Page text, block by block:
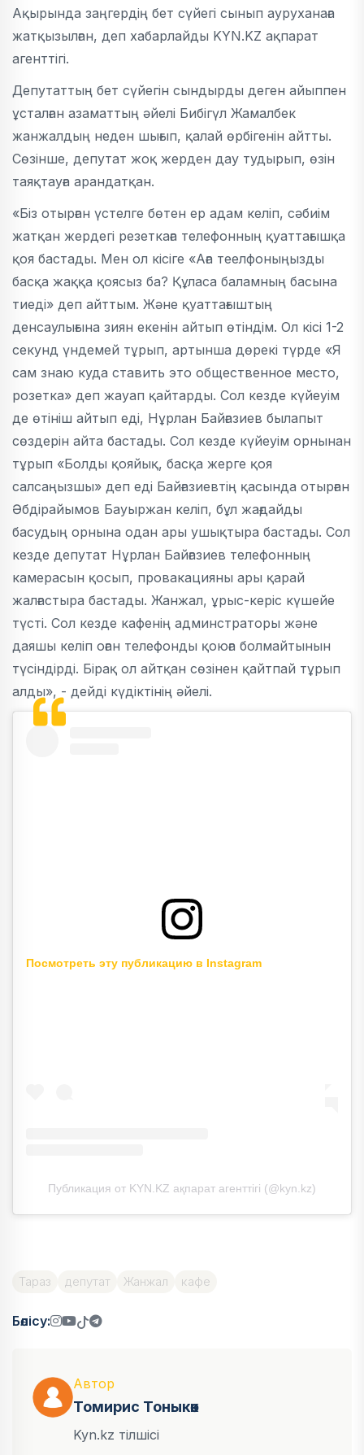
Ақырында заңгердің бет сүйегі сынып ауруханаға
жатқызылған, деп хабарлайды KYN.KZ ақпарат
агенттігі.
Депутаттың бет сүйегін сындырды деген айыппен
ұсталған азаматтың әйелі Бибігүл Жамалбек
жанжалдың неден шығып, қалай өрбігенін айтты.
Сөзінше, депутат жоқ жерден дау тудырып, өзін
таяқтауға арандатқан.
«Біз отырған үстелге бөтен ер адам келіп, сәбиім
жатқан жердегі резеткаға телефонның қуаттағышқа
қоя бастады. Мен ол кісіге «Аға теелфоныңызды
басқа жаққа қоясыз ба? Құласа баламның басына
тиеді» деп айттым. Және қуаттағыштың
денсаулығына зиян екенін айтып өтіндім. Ол кісі 1-2
секунд үндемей тұрып, артынша дөрекі түрде «Я
сам знаю куда ставить это общественное место,
розетка» деп жауап қайтарды. Сол кезде күйеуім
де өтініш айтып еді, Нұрлан Байғазиев былапыт
сөздерін айта бастады. Сол кезде күйеуім орнынан
тұрып «Болды қояйық, басқа жерге қоя
салсаңызшы» деп еді Байғазиевтің қасында отырған
Әбдірайымов Бауыржан келіп, бұл жағдайды
басудың орнына одан ары ушықтыра бастады. Сол
кезде депутат Нұрлан Байғазиев телефонның
камерасын қосып, провакацияны ары қарай
жалғастыра бастады. Жанжал, ұрыс-керіс күшейе
түсті. Сол кезде кафенің админстраторы және
даяшы келіп оған телефонды қоюға болмайтынын
түсіндірді. Бірақ ол айтқан сөзінен қайтпай тұрып
алды», - дейді күдіктінің әйелі.
Посмотреть эту публикацию в Instagram
Публикация от KYN.KZ ақпарат агенттігі (@kyn.kz)
Тараз депутат Жанжал кафе
Бөлісу:
Автор
Томирис Тоныкөк
Kyn.kz тілшісі